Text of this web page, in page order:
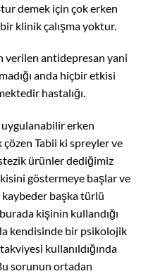
demek için çok erken
klinik çalışma yoktur.
verilen antidepresan yani
anda hiçbir etkisi
hastalığı.
uygulanabilir erken
Tabii ki spreylerve
ürünler dediğimiz
göstermeye başlar ve
başka türlü
kişinin kullandığı
kendisinde bir psikolojik
kullanıldığında
sorunun ortadan